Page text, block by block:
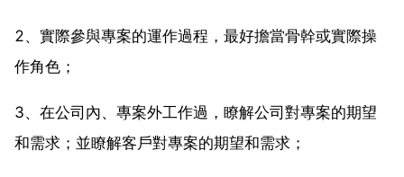
2、實際參與專案的運作過程，最好擔當骨幹或實際操
作角色；
3、在公司內、專案外工作過，瞭解公司對專案的期望
和需求；並瞭解客戶對專案的期望和需求；